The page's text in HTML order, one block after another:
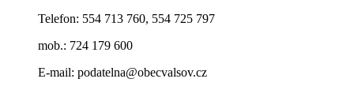
Telefon: 554 713 760, 554 725 797
mob.: 724 179 600
E-mail: podatelna@obecvalsov.cz